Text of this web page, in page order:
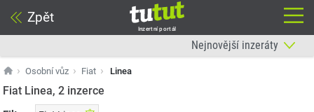
Zpět
Inzertní portál
Osobní vůz Fiat Linea
Fiat Linea, 2 inzerce